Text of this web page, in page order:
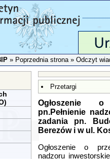
»Poprzednia strona» Odczyt
Przetargi
Ogłoszenie o
pn.Pełnienie
zadania pn.
Berezów i w ul.
Ogłoszenie o
nadzoru